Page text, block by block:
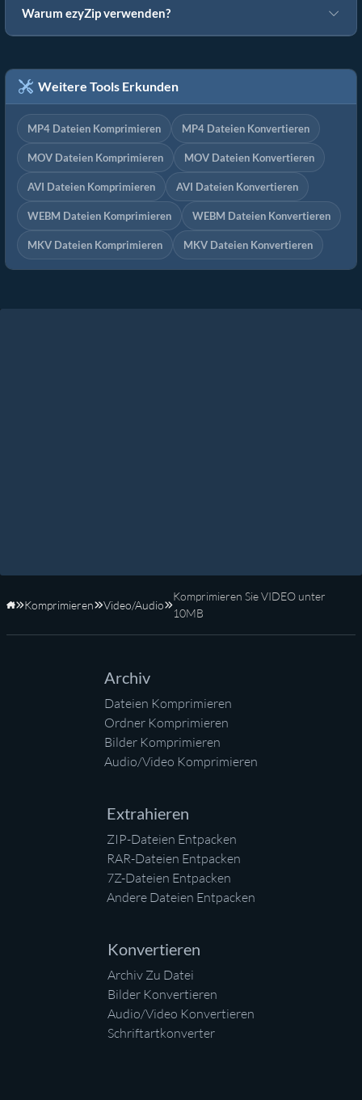
Warum ezyZip verwenden?
Weitere Tools Erkunden
MP4 Dateien Komprimieren MP4 Dateien Konvertieren
MOV Dateien Komprimieren MOV Dateien Konvertieren
AVI Dateien Komprimieren AVI Dateien Konvertieren
WEBM Dateien Komprimieren WEBM Dateien Konvertieren
MKV Dateien Komprimieren MKV Dateien Konvertieren
Startseite
Komprimieren Video/Audio
Komprimieren Sie VIDEO unter
10MB
Archiv
Dateien Komprimieren
Ordner Komprimieren
Bilder Komprimieren
Audio/Video Komprimieren
Extrahieren
ZIP-Dateien Entpacken
RAR-Dateien Entpacken
7Z-Dateien Entpacken
Andere Dateien Entpacken
Konvertieren
Archiv Zu Datei
Bilder Konvertieren
Audio/Video Konvertieren
Schriftartkonverter